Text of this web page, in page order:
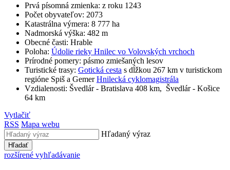
Prvá písomná zmienka: z roku 1243
Počet obyvateľov: 2073
Katastrálna výmera: 8 777 ha
Nadmorská výška: 482 m
Obecné časti: Hrable
Poloha: Údolie rieky Hnilec vo Volovských vrchoch
Prírodné pomery: pásmo zmiešaných lesov
Turistické trasy: Gotická cesta s dĺžkou 267 km v turistickom
regióne Spiš a GemerHnilecká cyklomagistrála
Vzdialenosti: Švedlár - Bratislava 408 km, Švedlár - Košice
64 km
Vytlačiť
RSS Mapa webu
Hľadaný výraz
Hľadať
rozšírené vyhľadávanie